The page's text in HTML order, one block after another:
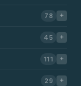
78
45
111
29